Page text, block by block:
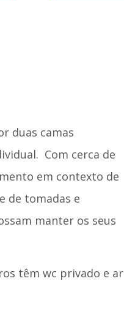
duas camas
Com cerca de
em contexto de
de tomadas e
manter os seus
têm wc privado e ar